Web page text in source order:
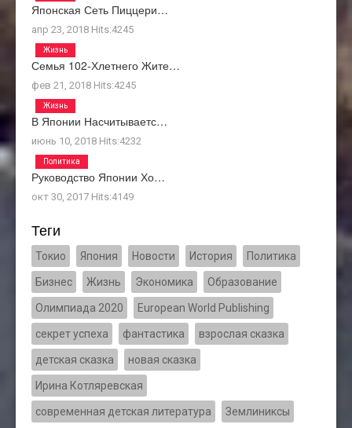
Японская Сеть Пиццери…
апр 23, 2018 Hits:4245
Семья 102-Хлетнего Жите…
фев 21, 2018 Hits:4245
Жизнь
В Японии Насчитываетс…
июнь 10, 2018 Hits:4232
Жизнь
Руководство Японии Хо…
окт 30, 2017 Hits:4149
Политика
Теги
Токио Япония Новости История Политика
Бизнес Жизнь Экономика Образование
Олимпиада 2020 European World Publishing
секрет успеха фантастика взрослая сказка
детская сказка новая сказка
Ирина Котляревская
современная детская литература Землиниксы